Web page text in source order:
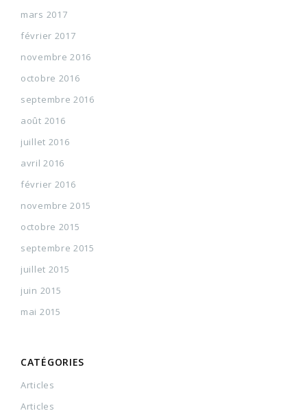
mars 2017
février 2017
novembre 2016
octobre 2016
septembre 2016
août 2016
juillet 2016
avril 2016
février 2016
novembre 2015
octobre 2015
septembre 2015
juillet 2015
juin 2015
mai 2015
CATÉGORIES
Articles
Articles